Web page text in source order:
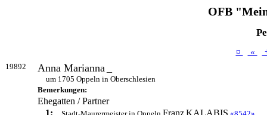
OFB
¤ «
19892 Anna Marianna
um 1705 Oppeln in Oberschlesien
Bemerkungen:
Ehegatten / Partner